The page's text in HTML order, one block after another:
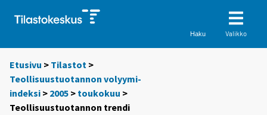
Haku Valikko
Etusivu > Tilastot >
Teollisuustuotannon volyymi-
indeksi > 2005 > toukokuu >
Teollisuustuotannon trendi